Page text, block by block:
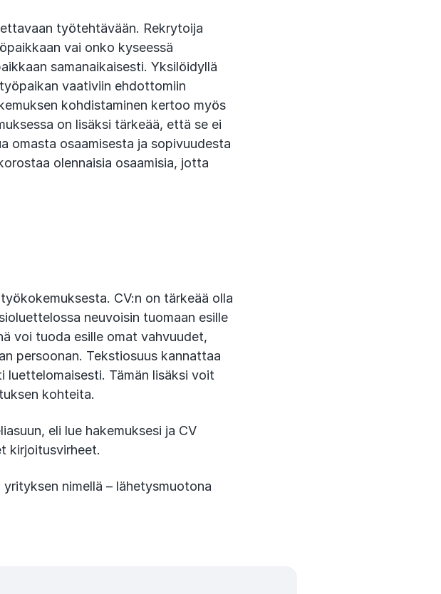
työtehtävään. Rekrytoija
vai onko kyseessä
samanaikaisesti. Yksilöidyllä
vaativiin ehdottomiin
kohdistaminen kertoo myös
on lisäksi tärkeää, että se ei
omasta osaamisesta ja sopivuudesta
olennaisia osaamisia, jotta
CV:n on tärkeää olla
neuvoisin tuomaan esille
voi tuoda esille omat vahvuudet,
persoonan. Tekstiosuus kannattaa
Tämän lisäksi voit
kohteita.
eli lue hakemuksesi ja CV
kirjoitusvirheet.
nimellä – lähetysmuotona